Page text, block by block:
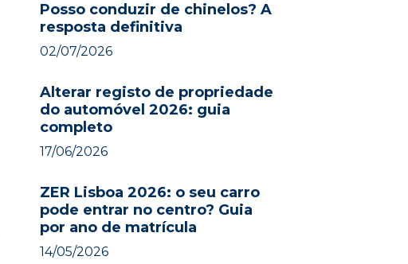
Posso conduzir de chinelos? A
resposta definitiva
02/07/2026
Alterar registo de propriedade
do automóvel 2026: guia
completo
17/06/2026
ZER Lisboa 2026: o seu carro
pode entrar no centro? Guia
por ano de matrícula
14/05/2026